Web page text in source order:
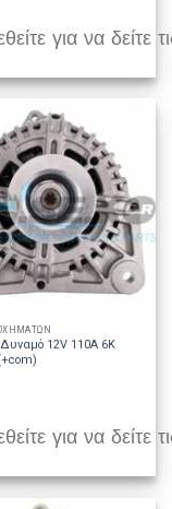
για να δείτε
12V 110A 6K
για να δείτε